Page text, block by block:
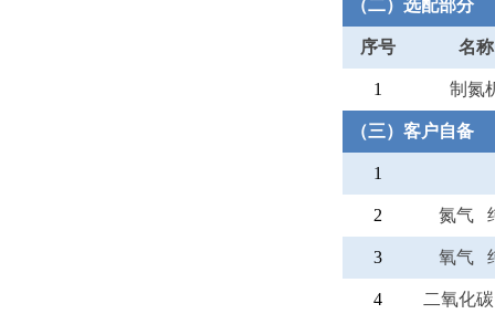
（二）选配部分
序号 名称
1 制氮
（三）客户自备
1
2 氮气
3 氧气
4 二氧化